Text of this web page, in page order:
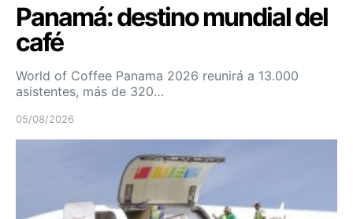
Panamá: destino mundial del
café
World of Coffee Panama 2026 reunirá a 13.000
asistentes, más de 320…
05/08/2026